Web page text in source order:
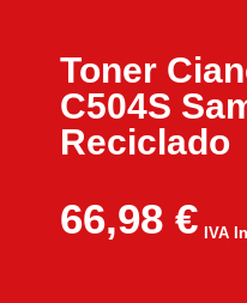
Toner
C504S
Reciclado
66,98 € IVA